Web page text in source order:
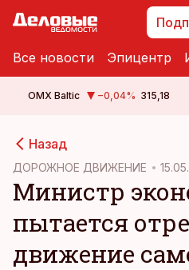
Все новости Эпицентр
OMX Baltic −0,04% 315,18
Назад
ДОРОЖНОЕ ДВИЖЕНИЕ
Министр
пытается
движение